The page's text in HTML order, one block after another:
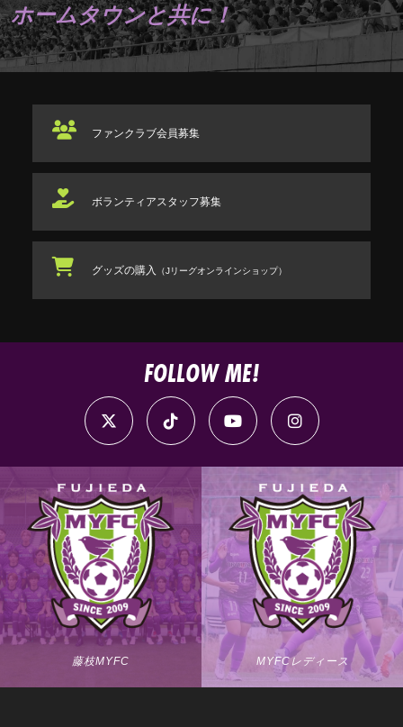
ホームタウンと共に！
ファンクラブ会員募集
ボランティアスタッフ募集
グッズの購入 （Jリーグオンラインショップ）
FOLLOW ME!
藤枝MYFC MYFCレディース